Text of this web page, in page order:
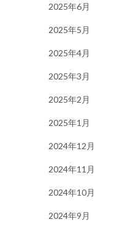
2025年6月
2025年5月
2025年4月
2025年3月
2025年2月
2025年1月
2024年12月
2024年11月
2024年10月
2024年9月